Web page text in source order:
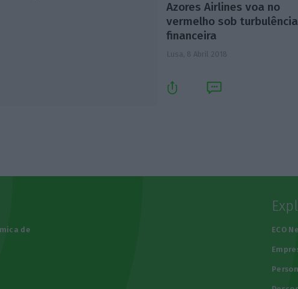
Azores Airlines voa no
vermelho sob turbulência
financeira
Lusa, 8 Abril 2018
de
ECO